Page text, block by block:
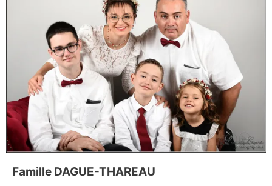
Famille DAGUE-THAREAU